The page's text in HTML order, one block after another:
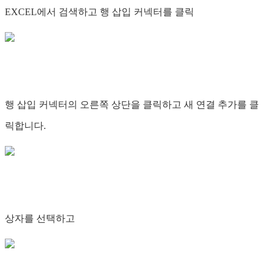
EXCEL에서 검색하고 행 삽입 커넥터를 클릭
행 삽입 커넥터의 오른쪽 상단을 클릭하고 새 연결 추가를 클
릭합니다.
상자를 선택하고